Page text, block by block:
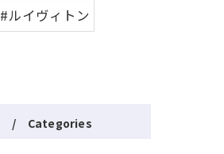
#ルイヴィトン
Categories